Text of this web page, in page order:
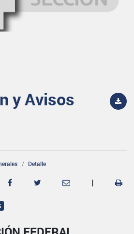
y Avisos
Detalle
|